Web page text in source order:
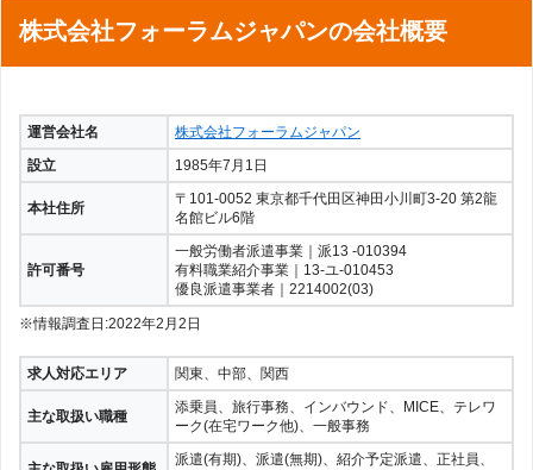
株式会社フォーラムジャパンの会社概要
運営会社名
株式会社フォーラムジャパン
設立
1985年7月1日
本社住所
〒101-0052 東京都千代田区神田小川町3-20 第2龍
名館ビル6階
許可番号
一般労働者派遣事業｜派13 -010394
有料職業紹介事業｜13-ユ-010453
優良派遣事業者｜2214002(03)
※情報調査日:2022年2月2日
求人対応エリア 関東、中部、関西
主な取扱い職種
添乗員、旅行事務、インバウンド、MICE、テレワ
ーク(在宅ワーク他)、一般事務
派遣(有期)、派遣(無期)、紹介予定派遣、正社員、